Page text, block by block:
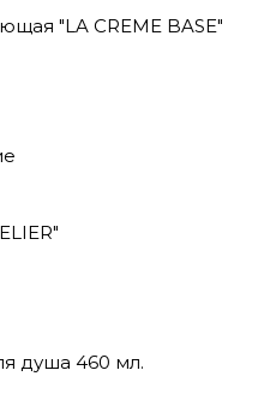
"LA CREME BASE"
душа 460 мл.